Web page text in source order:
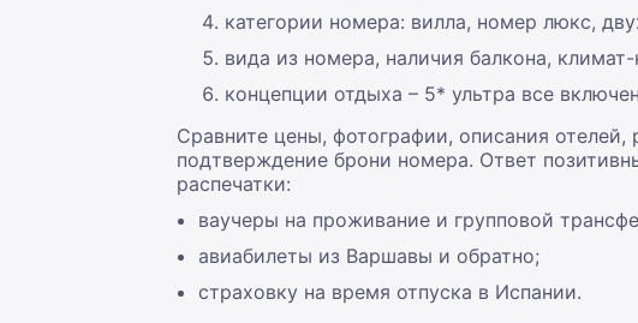
категории номера: вилла, номер люкс,
вида из номера, наличия балкона,
концепции отдыха – 5* ультра все
Сравните цены, фотографии, описания
подтверждение брони номера. Ответ
распечатки:
ваучеры на проживание и групповой
авиабилеты из Варшавы и обратно;
страховку на время отпуска в Испании.